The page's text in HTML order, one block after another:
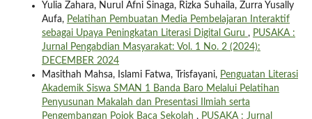
Yulia Zahara, Nurul Afni Sinaga, Rizka Suhaila, Zurra Yusally
Aufa, Pelatihan Pembuatan Media Pembelajaran Interaktif
sebagai Upaya Peningkatan Literasi Digital Guru , PUSAKA :
Jurnal Pengabdian Masyarakat: Vol. 1 No. 2 (2024):
DECEMBER 2024
Masithah Mahsa, Islami Fatwa, Trisfayani, Penguatan Literasi
Akademik Siswa SMAN 1 Banda Baro Melalui Pelatihan
Penyusunan Makalah dan Presentasi Ilmiah serta
Pengembangan Pojok Baca Sekolah , PUSAKA : Jurnal